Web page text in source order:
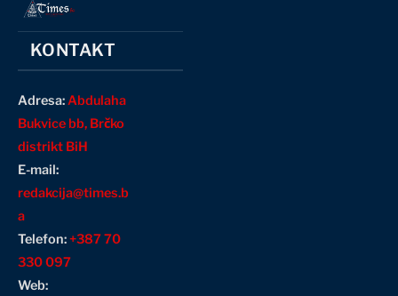
KONTAKT
Adresa:Abdulaha
Bukvice bb, Brčko
distrikt BiH
E-mail:
redakcija@times.b
a
Telefon:+387 70
330 097
Web: